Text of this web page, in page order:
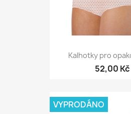
Kalhotky pro
52,00 Kč
VYPRODÁNO